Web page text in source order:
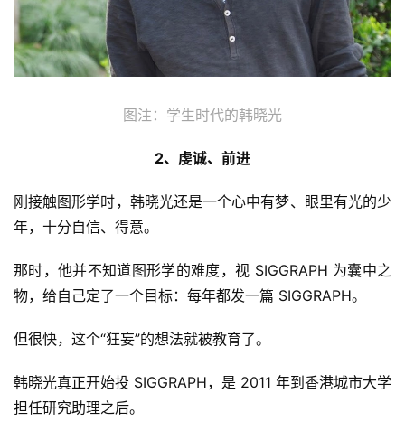
图注：学生时代的韩晓光
2、虔诚、前进
刚接触图形学时，韩晓光还是一个心中有梦、眼里有光的少
年，十分自信、得意。
那时，他并不知道图形学的难度，视 SIGGRAPH 为囊中之
物，给自己定了一个目标：每年都发一篇 SIGGRAPH。
但很快，这个“狂妄”的想法就被教育了。
韩晓光真正开始投 SIGGRAPH，是 2011 年到香港城市大学
担任研究助理之后。